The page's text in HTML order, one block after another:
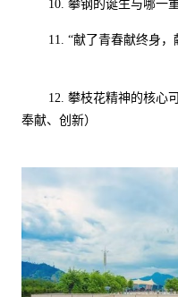
10. 攀钢的诞生与哪一
11. “献了青春献终身，
12. 攀枝花精神的核心
奉献、创新）